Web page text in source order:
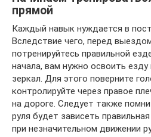
прямой
Каждый навык нуждается в
Вследствие чего, перед
потренируйтесь правильной
начала, вам нужно освоить
зеркал. Для этого поверните
контролируйте через правое
на дороге. Следует также
руля будет зависеть
при незначительном движении